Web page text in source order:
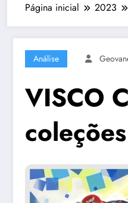
Página inicial 2023
Análise
VISCO
coleções